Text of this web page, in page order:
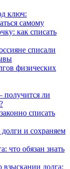
ключ:
самому
как списать
списали
физических
получится ли
списать
и сохраняем
что обязан знать
взыскании долга: